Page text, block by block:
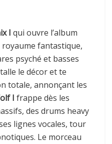
I qui ouvre l’album
fantastique,
psyché et basses
le décor et te
totale, annonçant les
I frappe dès les
des drums heavy
lignes vocales, tour
Le morceau